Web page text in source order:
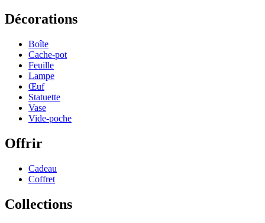
Décorations
Boîte
Cache-pot
Feuille
Lampe
Œuf
Statuette
Vase
Vide-poche
Offrir
Cadeau
Coffret
Collections